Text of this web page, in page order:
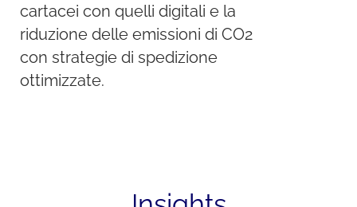
cartacei con quelli digitali e la
riduzione delle emissioni di CO2
con strategie di spedizione
ottimizzate.